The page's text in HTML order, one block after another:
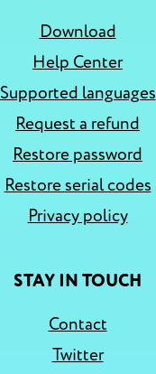
Download
Help Center
Supported languages
Request a refund
Restore password
Restore serial codes
Privacy policy
STAY IN TOUCH
Contact
Twitter